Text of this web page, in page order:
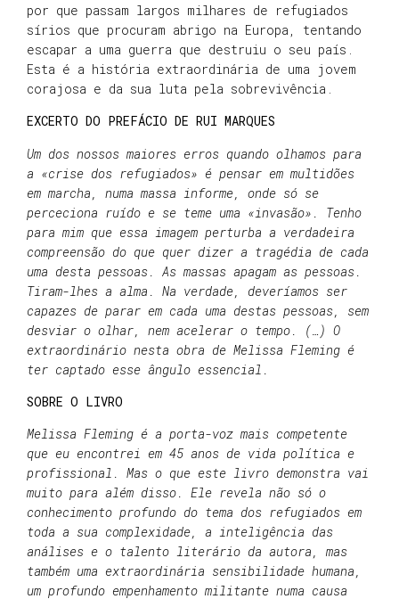
por que passam largos milhares de refugiados
sírios que procuram abrigo na Europa, tentando
escapar a uma guerra que destruiu o seu país.
Esta é a história extraordinária de uma jovem
corajosa e da sua luta pela sobrevivência.
EXCERTO DO PREFÁCIO DE RUI MARQUES
Um dos nossos maiores erros quando olhamos para
a «crise dos refugiados» é pensar em multidões
em marcha, numa massa informe, onde só se
perceciona ruído e se teme uma «invasão». Tenho
para mim que essa imagem perturba a verdadeira
compreensão do que quer dizer a tragédia de cada
uma desta pessoas. As massas apagam as pessoas.
Tiram-lhes a alma. Na verdade, deveríamos ser
capazes de parar em cada uma destas pessoas, sem
desviar o olhar, nem acelerar o tempo. (…) O
extraordinário nesta obra de Melissa Fleming é
ter captado esse ângulo essencial.
SOBRE O LIVRO
Melissa Fleming é a porta-voz mais competente
que eu encontrei em 45 anos de vida política e
profissional. Mas o que este livro demonstra vai
muito para além disso. Ele revela não só o
conhecimento profundo do tema dos refugiados em
toda a sua complexidade, a inteligência das
análises e o talento literário da autora, mas
também uma extraordinária sensibilidade humana,
um profundo empenhamento militante numa causa